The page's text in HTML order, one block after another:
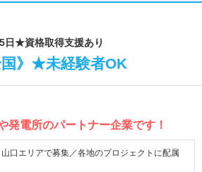
★資格取得支援あり
》★未経験者OK
発電所のパートナー企業です！
口エリアで募集／各地のプロジェクトに配属